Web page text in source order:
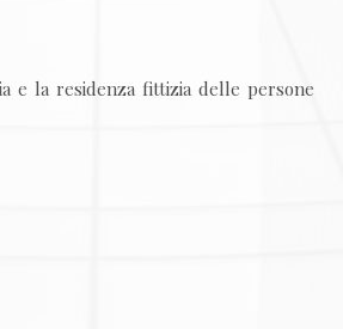
e la residenza fittizia delle persone